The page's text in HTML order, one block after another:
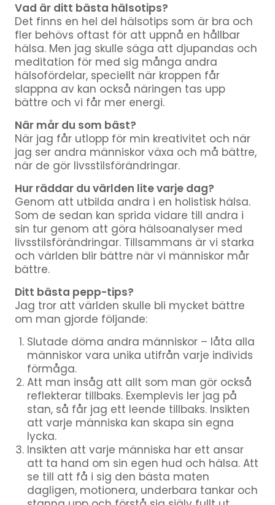
Vad är ditt bästa hälsotips?
Det finns en hel del hälsotips som är bra och
fler behövs oftast för att uppnå en hållbar
hälsa. Men jag skulle säga att djupandas och
meditation för med sig många andra
hälsofördelar, speciellt när kroppen får
slappna av kan också näringen tas upp
bättre och vi får mer energi.
När mår du som bäst?
När jag får utlopp för min kreativitet och när
jag ser andra människor växa och må bättre,
när de gör livsstilsförändringar.
Hur räddar du världen lite varje dag?
Genom att utbilda andra i en holistisk hälsa.
Som de sedan kan sprida vidare till andra i
sin tur genom att göra hälsoanalyser med
livsstilsförändringar. Tillsammans är vi starka
och världen blir bättre när vi människor mår
bättre.
Ditt bästa pepp-tips?
Jag tror att världen skulle bli mycket bättre
om man gjorde följande:
Slutade döma andra människor – låta alla
människor vara unika utifrån varje individs
förmåga.
Att man insåg att allt som man gör också
reflekterar tillbaks. Exemplevis ler jag på
stan, så får jag ett leende tillbaks. Insikten
att varje människa kan skapa sin egna
lycka.
Insikten att varje människa har ett ansar
att ta hand om sin egen hud och hälsa. Att
se till att få i sig den bästa maten
dagligen, motionera, underbara tankar och